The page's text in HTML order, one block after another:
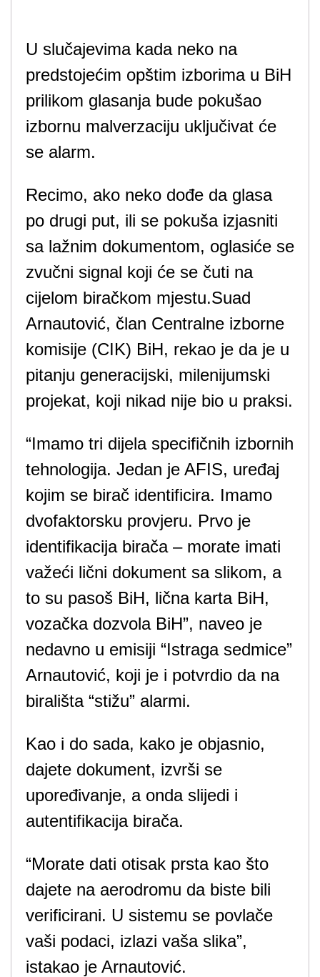
U slučajevima kada neko na
predstojećim opštim izborima u BiH
prilikom glasanja bude pokušao
izbornu malverzaciju uključivat će
se alarm.
Recimo, ako neko dođe da glasa
po drugi put, ili se pokuša izjasniti
sa lažnim dokumentom, oglasiće se
zvučni signal koji će se čuti na
cijelom biračkom mjestu.Suad
Arnautović, član Centralne izborne
komisije (CIK) BiH, rekao je da je u
pitanju generacijski, milenijumski
projekat, koji nikad nije bio u praksi.
“Imamo tri dijela specifičnih izbornih
tehnologija. Jedan je AFIS, uređaj
kojim se birač identificira. Imamo
dvofaktorsku provjeru. Prvo je
identifikacija birača – morate imati
važeći lični dokument sa slikom, a
to su pasoš BiH, lična karta BiH,
vozačka dozvola BiH”, naveo je
nedavno u emisiji “Istraga sedmice”
Arnautović, koji je i potvrdio da na
birališta “stižu” alarmi.
Kao i do sada, kako je objasnio,
dajete dokument, izvrši se
upoređivanje, a onda slijedi i
autentifikacija birača.
“Morate dati otisak prsta kao što
dajete na aerodromu da biste bili
verificirani. U sistemu se povlače
vaši podaci, izlazi vaša slika”,
istakao je Arnautović.